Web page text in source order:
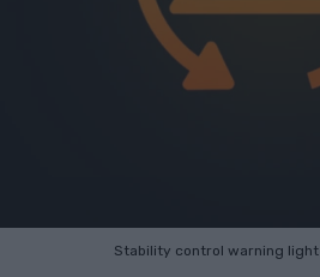
Stability control warning light